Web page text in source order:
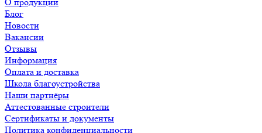
Блог
Новости
Вакансии
Отзывы
Информация
Оплата и доставка
Школа благоустройства
Наши партнёры
Аттестованные строители
Сертификаты и документы
Политика конфиденциальности